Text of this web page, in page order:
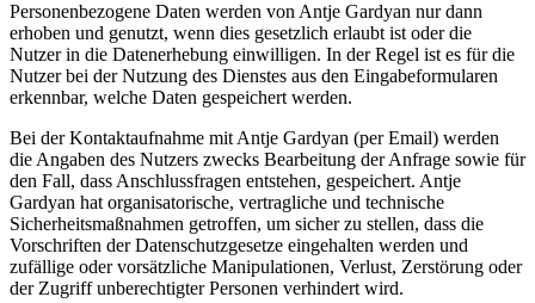
Personenbezogene Daten werden von Antje Gardyan nur dann
erhoben und genutzt, wenn dies gesetzlich erlaubt ist oder die
Nutzer in die Datenerhebung einwilligen. In der Regel ist es für die
Nutzer bei der Nutzung des Dienstes aus den Eingabeformularen
erkennbar, welche Daten gespeichert werden.
Bei der Kontaktaufnahme mit Antje Gardyan (per Email) werden
die Angaben des Nutzers zwecks Bearbeitung der Anfrage sowie für
den Fall, dass Anschlussfragen entstehen, gespeichert. Antje
Gardyan hat organisatorische, vertragliche und technische
Sicherheitsmaßnahmen getroffen, um sicher zu stellen, dass die
Vorschriften der Datenschutzgesetze eingehalten werden und
zufällige oder vorsätzliche Manipulationen, Verlust, Zerstörung oder
der Zugriff unberechtigter Personen verhindert wird.